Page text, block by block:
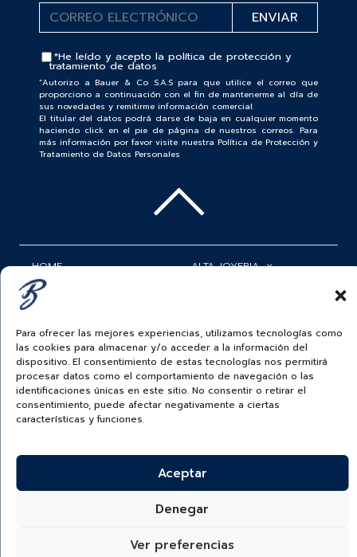
Para ofrecer las mejores experiencias, utilizamos tecnologías como
las cookies para almacenar y/o acceder a la información del
dispositivo. El consentimiento de estas tecnologías nos permitirá
procesar datos como el comportamiento de navegación o las
identificaciones únicas en este sitio. No consentir o retirar el
consentimiento, puede afectar negativamente a ciertas
características y funciones.
Aceptar
Denegar
Ver preferencias
*He leído y acepto la política de protección y
tratamiento de datos
“Autorizo a Bauer & Co S.A.S para que utilice el correo que
proporciono a continuación con el fin de mantenerme al día de
sus novedades y remitirme información comercial.
El titular del datos podrá darse de baja en cualquier momento
haciendo click en el pie de página de nuestros correos. Para
más información por favor visite nuestra Política de Protección y
Tratamiento de Datos Personales
HOME
ROLEX
RELOJERÍA
ALTA JOYERIA
ACCESORIOS
BAUER NEWS
MI CUENTA
SERVICIOS
SIGUENOS EN
ECUADOR
RESERVADOS.
POLÍTICA DE PRIVACIDAD
TRATAMIENTO DATOS PERSONALES BAUER